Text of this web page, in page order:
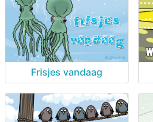
Frisjes vandaag